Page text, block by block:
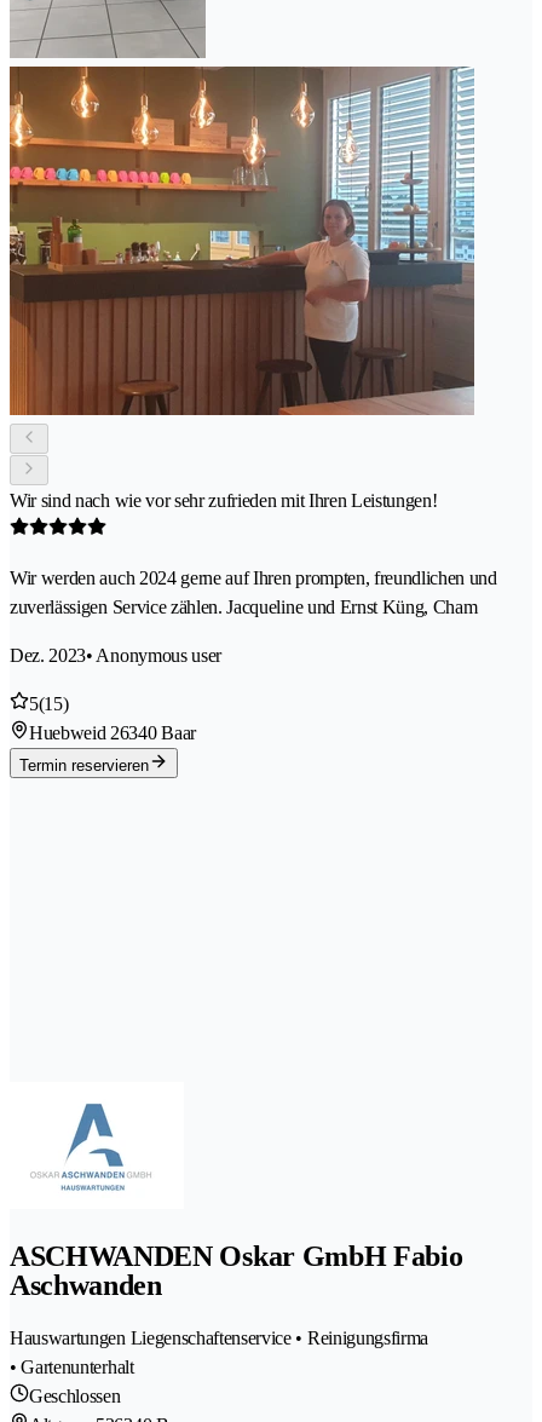
Wir sind nach wie vor sehr zufrieden mit Ihren Leistungen!
Wir werden auch 2024 gerne auf Ihren prompten, freundlichen und
zuverlässigen Service zählen. Jacqueline und Ernst Küng, Cham
Dez. 2023• Anonymous user
5(15)
Huebweid 26340 Baar
Termin reservieren
ASCHWANDEN Oskar GmbH Fabio
Aschwanden
Hauswartungen Liegenschaftenservice • Reinigungsfirma
• Gartenunterhalt
Geschlossen